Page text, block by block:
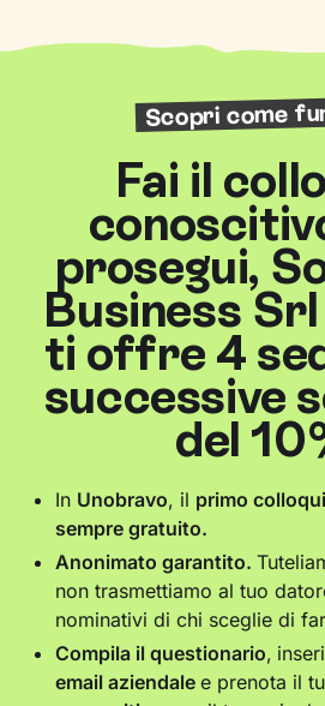
Scopri come
Fai il
prosegui,
Business
ti offre 4
successive
del
In Unobravo, il primo
sempre gratuito.
Anonimato garantito.
non trasmettiamo al tuo
nominativi di chi sceglie di
Compila il questionario,
email aziendalee prenota il